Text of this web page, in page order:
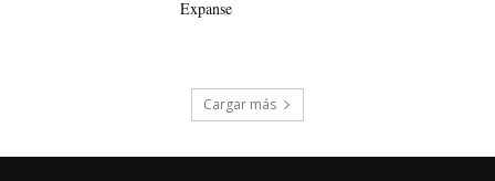
Expanse
Cargar más